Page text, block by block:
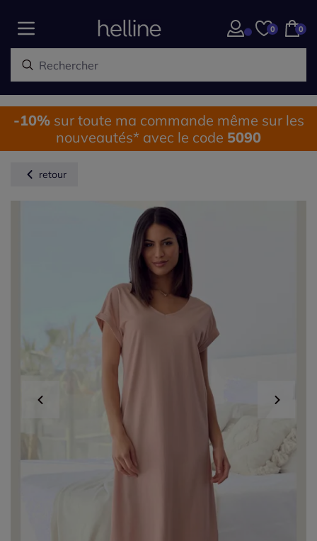
0 0
-10%sur toute ma commande même sur les
nouveautés* avec le code 5090
retour